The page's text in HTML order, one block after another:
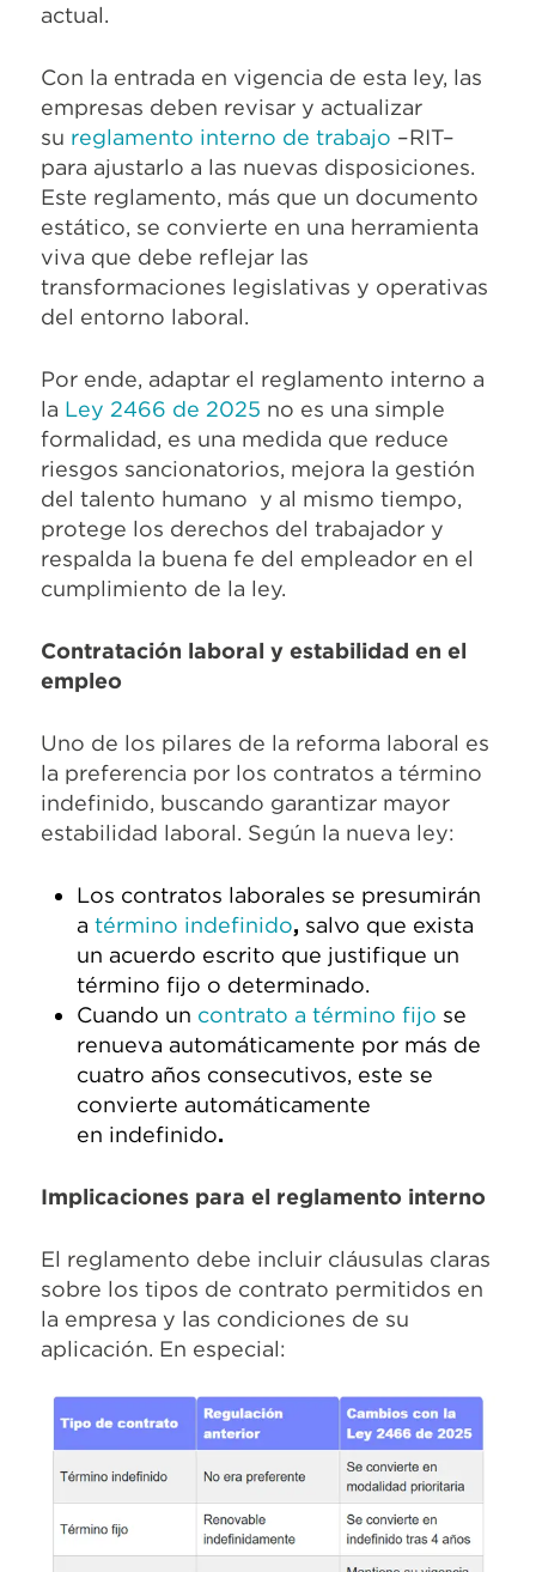
actual.
Con la entrada en vigencia de esta ley, las
empresas deben revisar y actualizar
su reglamento interno de trabajo –RIT–
para ajustarlo a las nuevas disposiciones.
Este reglamento, más que un documento
estático, se convierte en una herramienta
viva que debe reflejar las
transformaciones legislativas y operativas
del entorno laboral.
Por ende, adaptar el reglamento interno a
la Ley 2466 de 2025 no es una simple
formalidad, es una medida que reduce
riesgos sancionatorios, mejora la gestión
del talento humano y al mismo tiempo,
protege los derechos del trabajador y
respalda la buena fe del empleador en el
cumplimiento de la ley.
Contratación laboral y estabilidad en el
empleo
Uno de los pilares de la reforma laboral es
la preferencia por los contratos a término
indefinido, buscando garantizar mayor
estabilidad laboral. Según la nueva ley:
Los contratos laborales se presumirán
a término indefinido, salvo que exista
un acuerdo escrito que justifique un
término fijo o determinado.
Cuando un contrato a término fijo se
renueva automáticamente por más de
cuatro años consecutivos, este se
convierte automáticamente
en indefinido.
Implicaciones para el reglamento interno
El reglamento debe incluir cláusulas claras
sobre los tipos de contrato permitidos en
la empresa y las condiciones de su
aplicación. En especial: